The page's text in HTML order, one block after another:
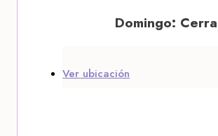
Domingo:
Ver ubicación